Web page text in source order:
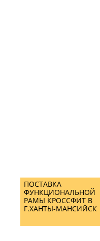
ПОСТАВКА
ФУНКЦИОНАЛЬНОЙ
РАМЫ КРОССФИТ В
Г.ХАНТЫ-МАНСИЙСК